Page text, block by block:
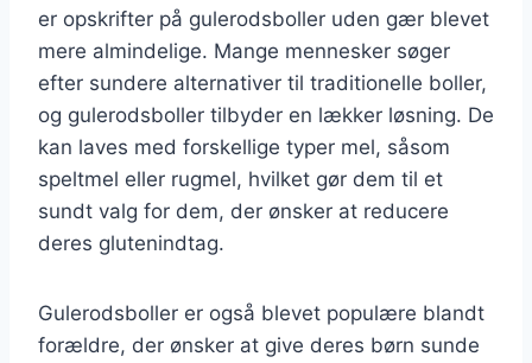
er opskrifter på gulerodsboller uden gær blevet
mere almindelige. Mange mennesker søger
efter sundere alternativer til traditionelle boller,
og gulerodsboller tilbyder en lækker løsning. De
kan laves med forskellige typer mel, såsom
speltmel eller rugmel, hvilket gør dem til et
sundt valg for dem, der ønsker at reducere
deres glutenindtag.
Gulerodsboller er også blevet populære blandt
forældre, der ønsker at give deres børn sunde